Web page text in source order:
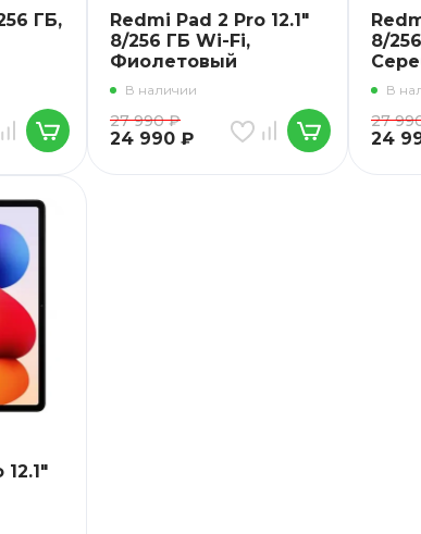
ГБ,
Redmi Pad 2 Pro 12.1"
8/256 ГБ Wi-Fi,
Фиолетовый
В наличии
27 990₽
24 990 ₽
8/
В
27
24